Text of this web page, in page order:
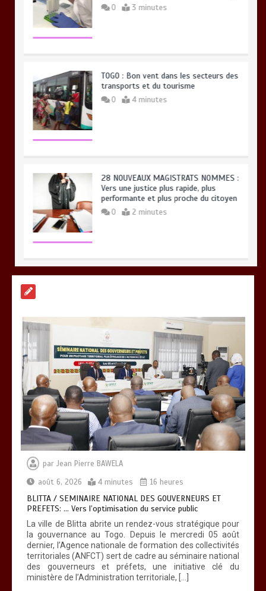
0 3 minutes
TOGO : Bon vent dans les secteurs des
transports et du tourisme
0 4 minutes
28 NOUVEAUX MAGISTRATS NOMMES :
Vers une justice plus rapide, plus
performante et plus proche du citoyen
0 2 minutes
RECHERCHE ET INNOVATION: Le Togo
ouvre la voie pour l’enracinement du
génie génétique et de la biotechnologie
0 3 minutes
TOGO : Bon vent dans les secteurs des
transports et du tourisme
0 4 minutes
par Jean Pierre BAWELA
août 6, 2026
4 minutes 16 heures
BLITTA / SEMINAIRE NATIONAL DES GOUVERNEURS ET
PREFETS: … Vers l’optimisation du service public
La ville de Blitta abrite un rendez-vous stratégique pour
la gouvernance au Togo. Depuis le mercredi 05 août
dernier, l’Agence nationale de formation des collectivités
territoriales (ANFCT) sert de cadre au séminaire national
des gouverneurs et préfets, une initiative clé du
ministère de l’Administration territoriale, […]